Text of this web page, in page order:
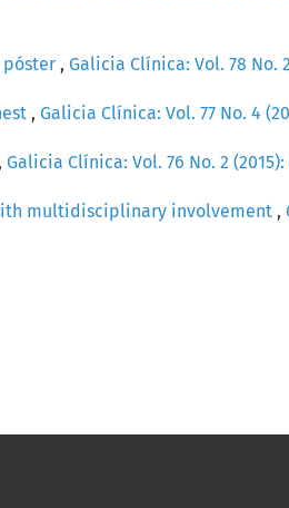
póster , Galicia Clínica: Vol. 78 No.
, Galicia Clínica: Vol. 77 No. 4
Galicia Clínica: Vol. 76 No. 2
multidisciplinary involvement ,